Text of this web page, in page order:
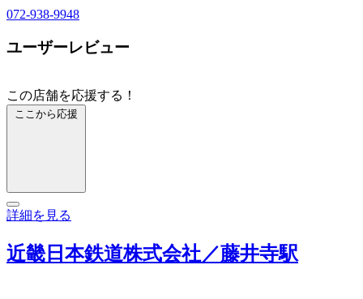
072-938-9948
ユーザーレビュー
この店舗を応援する！
ここから応援
詳細を見る
近畿日本鉄道株式会社／藤井寺駅